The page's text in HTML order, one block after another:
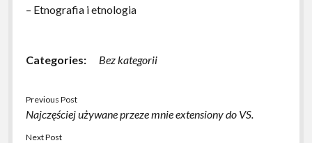
– Etnografia i etnologia
Categories: Bez kategorii
Previous Post
Najczęściej używane przeze mnie extensiony do VS.
Next Post